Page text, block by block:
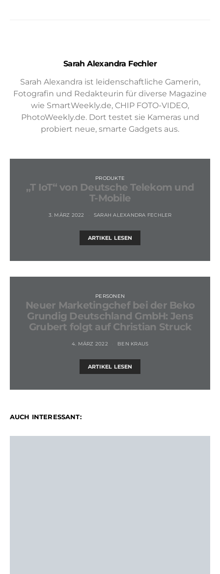
Sarah Alexandra Fechler
Sarah Alexandra ist leidenschaftliche Gamerin,
Fotografin und Redakteurin für diverse Magazine
wie SmartWeekly.de, CHIP FOTO-VIDEO,
PhotoWeekly.de. Dort testet sie Kameras und
probiert neue, smarte Gadgets aus.
PRODUKTE
„T IoT“ von Deutsche Telekom und
T-Mobile
3. MÄRZ 2022 SARAH ALEXANDRA FECHLER
ARTIKEL LESEN
PERSONEN
Neuer Marketingchef bei der Beko
Grundig Deutschland GmbH: Jens
Grubert folgt auf Christian Struck
4. MÄRZ 2022 BEN KRAUS
ARTIKEL LESEN
AUCH INTERESSANT: